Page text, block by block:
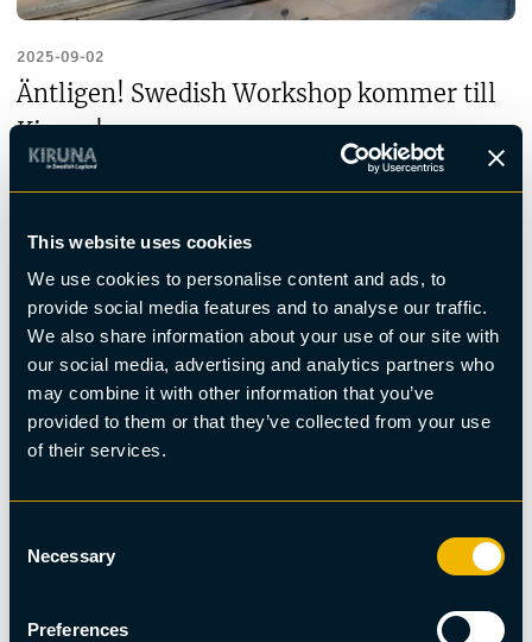
This website uses cookies
We use cookies to personalise content and ads, to
provide social media features and to analyse our traffic.
We also share information about your use of our site with
our social media, advertising and analytics partners who
may combine it with other information that you’ve
provided to them or that they’ve collected from your use
of their services.
Selection
Necessary
Preferences
2025-09-02
Äntligen! Swedish Workshop kommer till
Kiruna!